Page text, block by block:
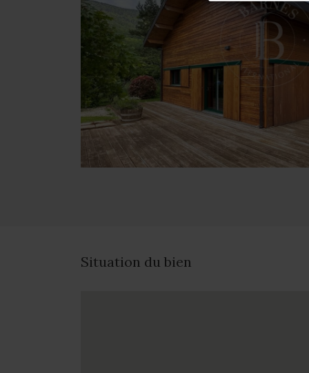
Situation du bien